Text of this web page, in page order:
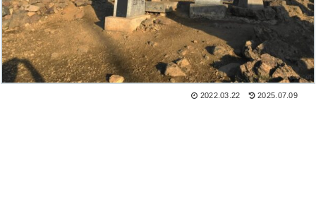
2022.03.22 2025.07.09